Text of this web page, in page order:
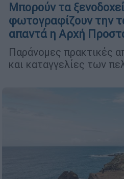
Μπορούν τα
φωτογραφίζουν την
απαντά η Αρχή
Παράνομες πρακτικές
και καταγγελίες των